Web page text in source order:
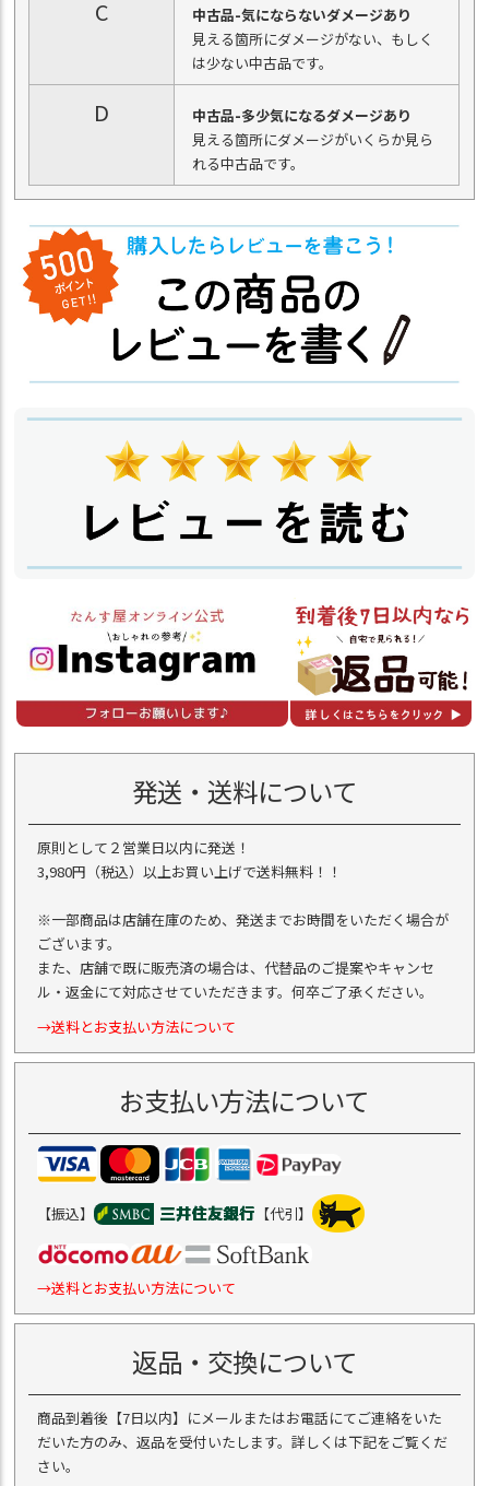
C
中古品-気にならないダメージあり
見える箇所にダメージがない、もしく
は少ない中古品です。
D
中古品-多少気になるダメージあり
見える箇所にダメージがいくらか見ら
れる中古品です。
発送・送料について
原則として２営業日以内に発送！
3,980円（税込）以上お買い上げで送料無料！！
※一部商品は店舗在庫のため、発送までお時間をいただく場合が
ございます。
また、店舗で既に販売済の場合は、代替品のご提案やキャンセ
ル・返金にて対応させていただきます。何卒ご了承ください。
→送料とお支払い方法について
お支払い方法について
【振込】 【代引】
→送料とお支払い方法について
返品・交換について
商品到着後【7日以内】にメールまたはお電話にてご連絡をいた
だいた方のみ、返品を受付いたします。詳しくは下記をご覧くだ
さい。